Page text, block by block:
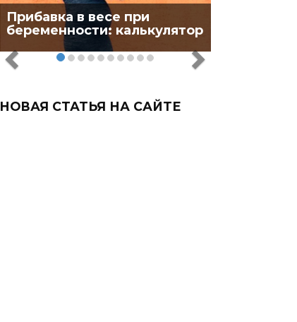
Прибавка в весе при
беременности: калькулятор
НОВАЯ СТАТЬЯ НА САЙТЕ